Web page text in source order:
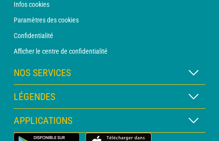
Infos cookies
Paramètres des cookies
Confidentialité
Afficher le centre de confidentialité
NOS SERVICES
Abonnement METEO Xpert
Abonnement METEO PRO
Consultation avec un prévisionniste
LÉGENDES
Légende des cartes
Légende des pictogrammes
APPLICATIONS